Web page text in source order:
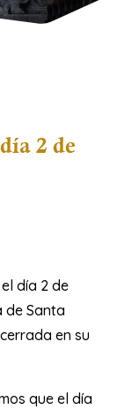
2 de
día 2 de
de Santa
en su
que el día